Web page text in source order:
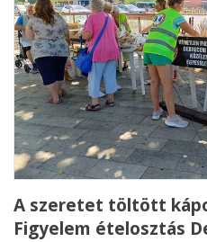
A szeretet töltött
Figyelem ételosztás